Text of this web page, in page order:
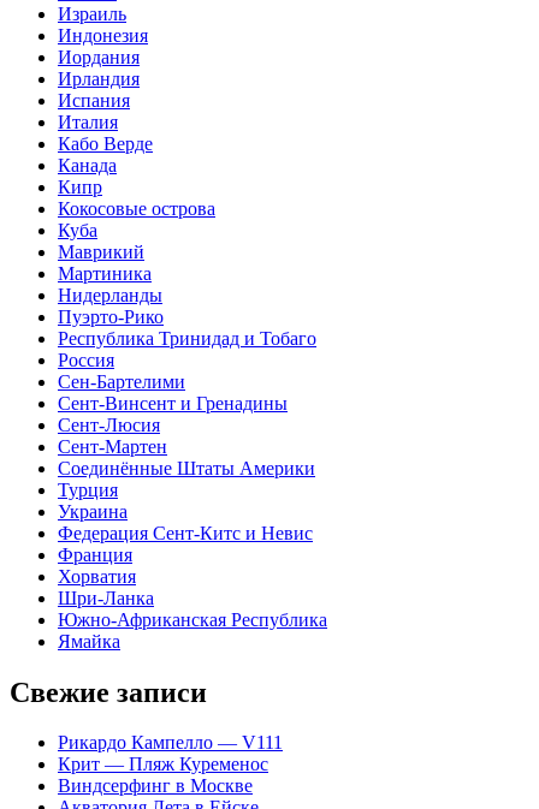
Израиль
Индонезия
Иордания
Ирландия
Испания
Италия
Кабо Верде
Канада
Кипр
Кокосовые острова
Куба
Маврикий
Мартиника
Нидерланды
Пуэрто-Рико
Республика Тринидад и Тобаго
Россия
Сен-Бартелими
Сент-Винсент и Гренадины
Сент-Люсия
Сент-Мартен
Соединённые Штаты Америки
Турция
Украина
Федерация Сент-Китс и Невис
Франция
Хорватия
Шри-Ланка
Южно-Африканская Республика
Ямайка
Свежие записи
Рикардо Кампелло — V111
Крит — Пляж Куременос
Виндсерфинг в Москве